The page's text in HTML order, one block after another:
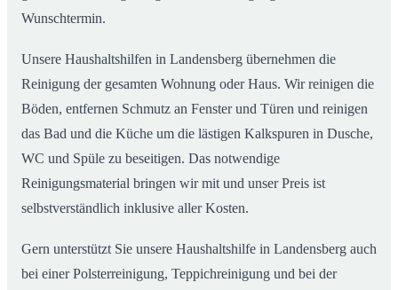
Wunschtermin.
Unsere Haushaltshilfen in Landensberg übernehmen die
Reinigung der gesamten Wohnung oder Haus. Wir reinigen die
Böden, entfernen Schmutz an Fenster und Türen und reinigen
das Bad und die Küche um die lästigen Kalkspuren in Dusche,
WC und Spüle zu beseitigen. Das notwendige
Reinigungsmaterial bringen wir mit und unser Preis ist
selbstverständlich inklusive aller Kosten.
Gern unterstützt Sie unsere Haushaltshilfe in Landensberg auch
bei einer Polsterreinigung, Teppichreinigung und bei der